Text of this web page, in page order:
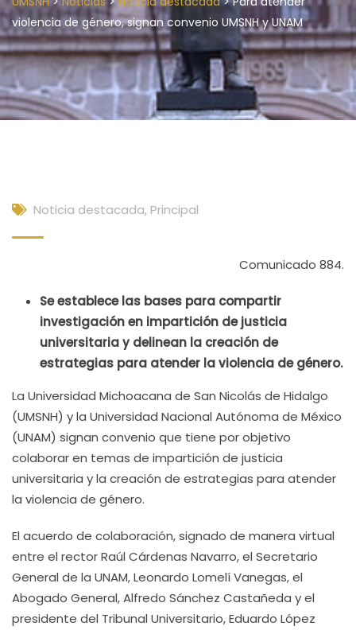
violencia de género, signan convenio UMSNH y UNAM
Noticia destacada, Principal
Comunicado 884.
Se establece las bases para compartir
investigación en impartición de justicia
universitaria y delinean la creación de
estrategias para atender la violencia de género.
La Universidad Michoacana de San Nicolás de Hidalgo
(UMSNH) y la Universidad Nacional Autónoma de México
(UNAM) signan convenio que tiene por objetivo
colaborar en temas de impartición de justicia
universitaria y la creación de estrategias para atender
la violencia de género.
El acuerdo de colaboración, signado de manera virtual
entre el rector Raúl Cárdenas Navarro, el Secretario
General de la UNAM, Leonardo Lomelí Vanegas, el
Abogado General, Alfredo Sánchez Castañeda y el
presidente del Tribunal Universitario, Eduardo López